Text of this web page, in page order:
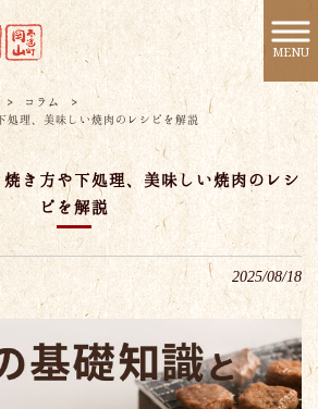
MENU
> コラム
>
処理、美味しい焼肉のレシピを解説
き方や下処理、美味しい焼肉のレシ
ピを解説
2025/08/18